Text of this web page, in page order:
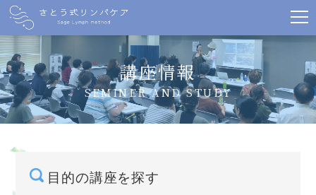
講座情報
SEMINER AND STUDY
目的の講座を探す